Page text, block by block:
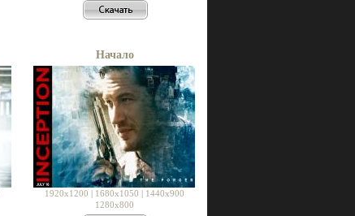
Начало
1920x1200 | 1680x1050 | 1440x900
1280x800